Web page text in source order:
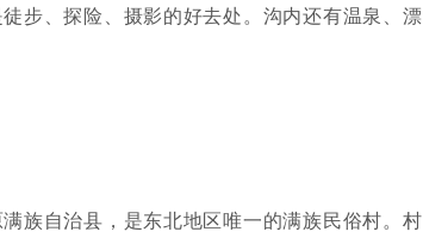
步、探险、摄影的好去处。沟内还有温泉、漂
族自治县，是东北地区唯一的满族民俗村。村